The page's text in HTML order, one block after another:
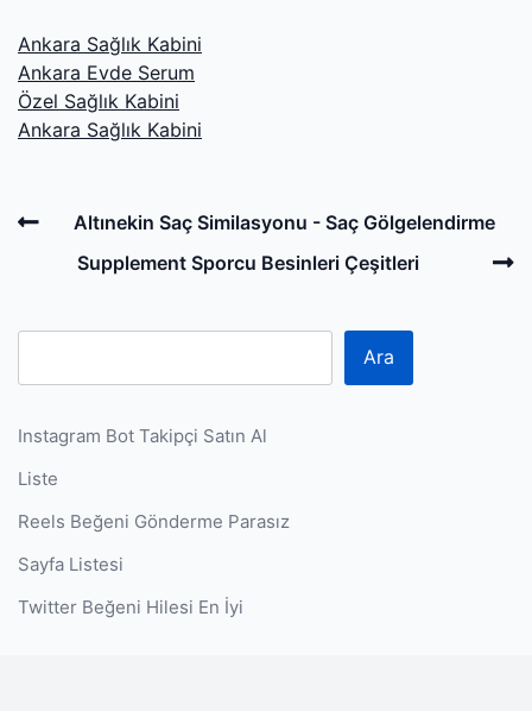
Ankara Sağlık Kabini
Ankara Evde Serum
Özel Sağlık Kabini
Ankara Sağlık Kabini
Post
navigation
PreviousAltınekin Saç Similasyonu - Saç Gölgelendirme
Supplement Sporcu Besinleri Çeşitleri
Ara
Instagram Bot Takipçi Satın Al
Liste
Reels Beğeni Gönderme Parasız
Sayfa Listesi
Twitter Beğeni Hilesi En İyi